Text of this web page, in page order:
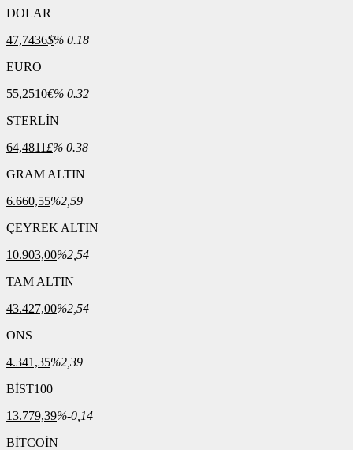
DOLAR
47,7436$% 0.18
EURO
55,2510€% 0.32
STERLİN
64,4811£% 0.38
GRAM ALTIN
6.660,55%2,59
ÇEYREK ALTIN
10.903,00%2,54
TAM ALTIN
43.427,00%2,54
ONS
4.341,35%2,39
BİST100
13.779,39%-0,14
BİTCOİN